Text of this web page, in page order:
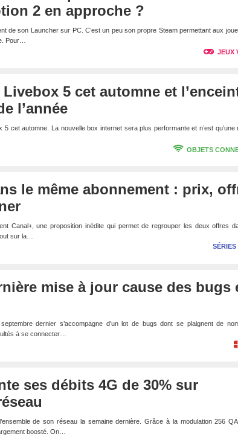
2 en approche ?
de son Launcher sur PC. C’est un peu son propre Steam permettant aux
Pour…
JEUX
5 cet automne et
l’année
cet automne. La nouvelle box internet sera plus performante et n’est qu’une
OBJETS
le même abonnement : prix,
Canal+, une proposition inédite qui permet de regrouper les deux offres
sur la…
SÉRIES
mise à jour cause des bugs
dernier s’accompagne d’un lot de bugs dont se plaignent de
à se connecter…
ses débits 4G de 30% sur
de son réseau la semaine dernière. Grâce à la modulation 256
boosté. On…